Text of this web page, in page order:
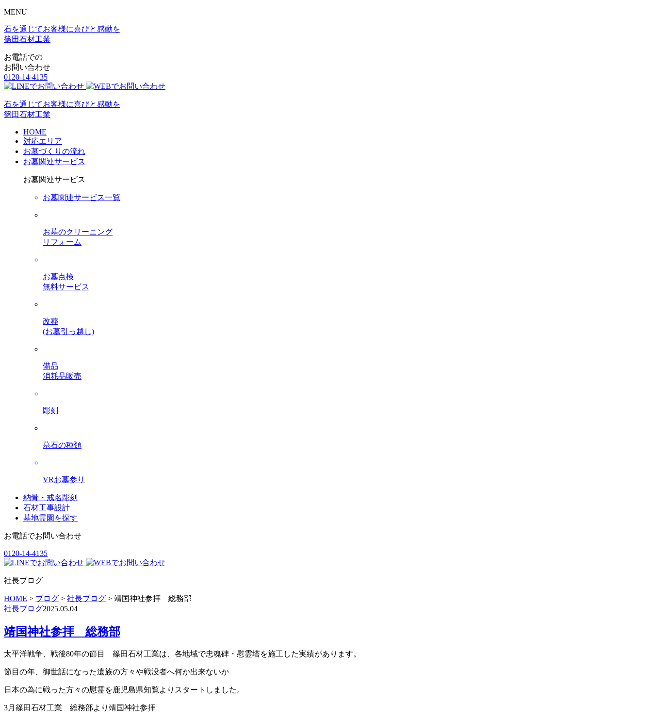
MENU
石を通じてお客様に喜びと感動を
篠田石材工業
お電話での
お問い合わせ
0120-14-4135
石を通じてお客様に喜びと感動を
篠田石材工業
HOME
対応エリア
お墓づくりの流れ
お墓関連サービス
お墓関連サービス
お墓関連サービス一覧
お墓のクリーニング
リフォーム
お墓点検
無料サービス
改葬
(お墓引っ越し)
備品
消耗品販売
彫刻
墓石の種類
VRお墓参り
納骨・戒名彫刻
石材工事設計
墓地霊園を探す
お電話でお問い合わせ
0120-14-4135
社長ブログ
HOME > ブログ > 社長ブログ > 靖国神社参拝 総務部
社長ブログ2025.05.04
靖国神社参拝 総務部
太平洋戦争、戦後80年の節目 篠田石材工業は、各地域で忠魂碑・慰霊塔を施工した実績があります。
節目の年、御世話になった遺族の方々や戦没者へ何か出来ないか
日本の為に戦った方々の慰霊を鹿児島県知覧よりスタートしました。
3月篠田石材工業 総務部より靖国神社参拝